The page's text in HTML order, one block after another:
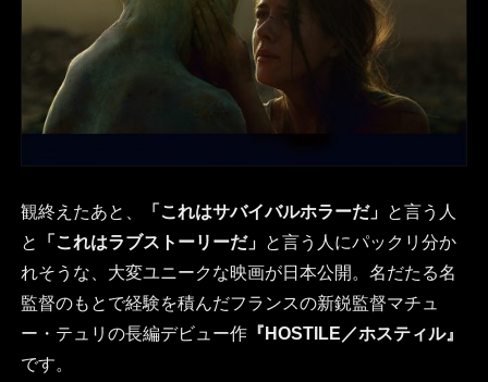
観終えたあと、 「これはサバイバルホラーだ」 と言う人
と
「これはラブストーリーだ」 と言う人にパックリ分か
れそうな、大変ユニークな映画が日本公開。名だたる名
監督のもとで経験を積んだフランスの新鋭監督マチュ
ー・テュリの長編デビュー作『HOSTILE／ホスティル』
です。